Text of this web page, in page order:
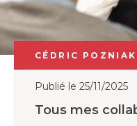
CÉDRIC POZNIAK
Publié le 25/11/2025
Tous mes